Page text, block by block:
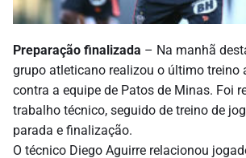
Preparação finalizada – Na manhã
grupo atleticano realizou o último treino
contra a equipe de Patos de Minas. Foi
trabalho técnico, seguido de treino de
parada e finalização.
O técnico Diego Aguirre relacionou